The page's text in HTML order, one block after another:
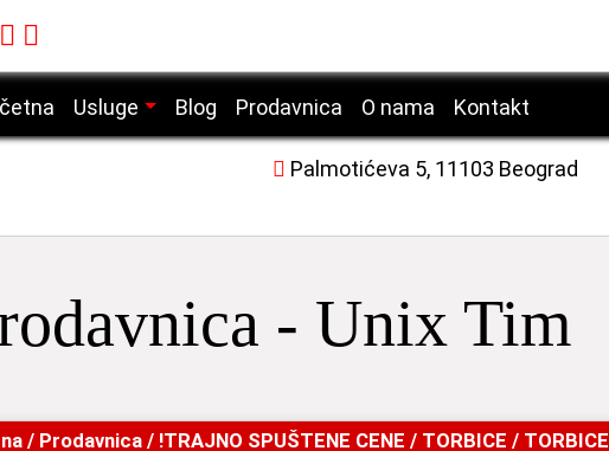
Usluge
Servis mobilnih telefona
Servis desktop računara
Servis laserskih štampača
Blog Prodavnica O nama Kontakt
Palmotićeva 5, 11103 Beograd
- Unix Tim
/ Prodavnica / !TRAJNO SPUŠTENE CENE / TORBICE / TORBICE